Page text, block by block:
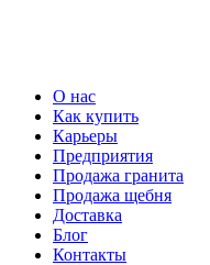
О нас
Как купить
Карьеры
Предприятия
Продажа гранита
Продажа щебня
Доставка
Блог
Контакты